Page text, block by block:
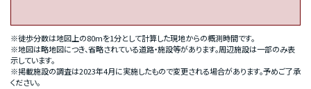
※徒歩分数は地図上の80mを1分として計算した現地からの概測時間です。
※地図は略地図につき、省略されている道路・施設等があります。周辺施設は一部のみ表
示しています。
※掲載施設の調査は2023年4月に実施したもので変更される場合があります。予めご了承
ください。